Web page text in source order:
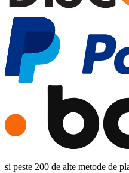
și peste 200 de alte metode de